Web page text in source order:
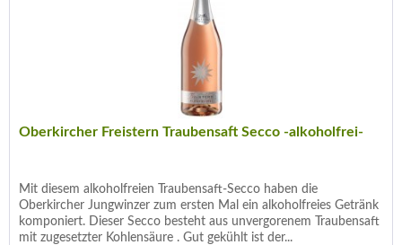
Oberkircher Freistern Traubensaft Secco -alkoholfrei-
Mit diesem alkoholfreien Traubensaft-Secco haben die
Oberkircher Jungwinzer zum ersten Mal ein alkoholfreies Getränk
komponiert. Dieser Secco besteht aus unvergorenem Traubensaft
mit zugesetzter Kohlensäure . Gut gekühlt ist der...